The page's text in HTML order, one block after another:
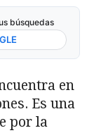
búsquedas
en
Es una
por la